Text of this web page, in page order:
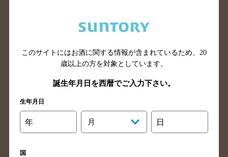
広島県のバー検索
岡山県のバー検索
山口県のバー検索
鳥取県のバー検索
島根県のバー検索
徳島県のバー検索
香川県のバー検索
愛媛県のバー検索
長崎県のバー検索
佐賀県のバー検索
大分県のバー検索
熊本県のバー検索
このサイトにはお酒に関する情報が含まれているため、 20
歳以上の方を対象としています。
誕生年月日を西暦でご入力下さい。
生年月日
年 月 日
国